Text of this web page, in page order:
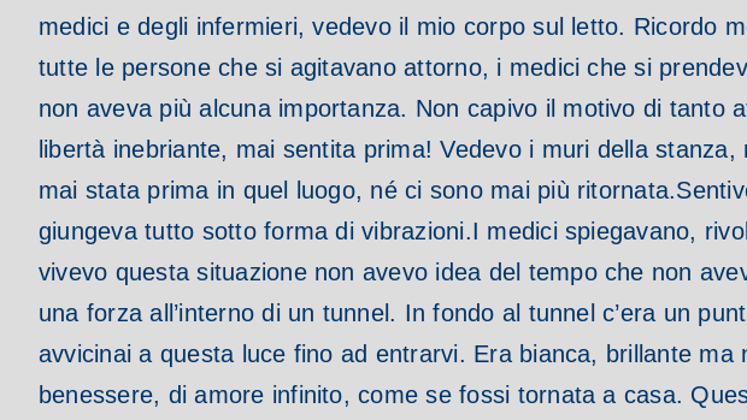
medici e degli infermieri, vedevo il mio corpo sul letto. Ricordo
tutte le persone che si agitavano attorno, i medici che si
non aveva più alcuna importanza. Non capivo il motivo di
libertà inebriante, mai sentita prima!Vedevo i muri della stanza,
mai stata prima in quel luogo, né ci sono mai più ritornata.
giungeva tutto sotto forma di vibrazioni.I medici spiegavano,
vivevo questa situazione non avevo idea del tempo che non
una forza all’interno di un tunnel. In fondo al tunnel c’era un
avvicinai a questa luce fino ad entrarvi. Era bianca, brillante
benessere, di amore infinito, come se fossi tornata a casa.